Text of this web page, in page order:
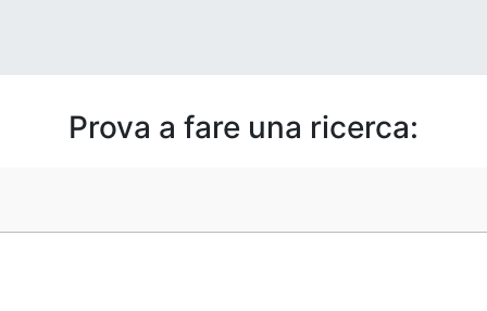
Prova a fare una ricerca: